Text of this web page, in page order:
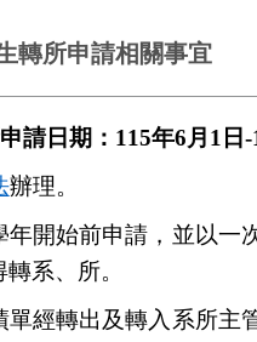
轉所申請相關事宜
請日期： 115年6月 1 日-
辦理。
開始前申請，並以
系、所。
經轉出及轉入系所主